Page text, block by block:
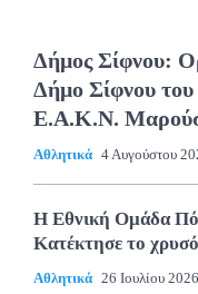
Δήμος Σίφνου:
Δήμο Σίφνου
Ε.Α.Κ.Ν.
Αθλητικά 4 Αυγούστου
Η Εθνική Ομάδα
Κατέκτησε το
Αθλητικά 26 Ιουλίου 2026